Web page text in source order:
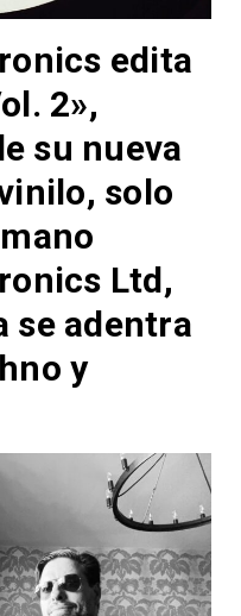
edita
2»,
su nueva
solo
Ltd,
se adentra
y